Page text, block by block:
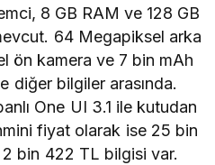
8 GB RAM ve 128 GB
64 Megapiksel arka
ön kamera ve 7 bin mAh
diğer bilgiler arasında.
One UI 3.1 ile kutudan
fiyat olarak ise 25 bin
bin 422 TL bilgisi var.